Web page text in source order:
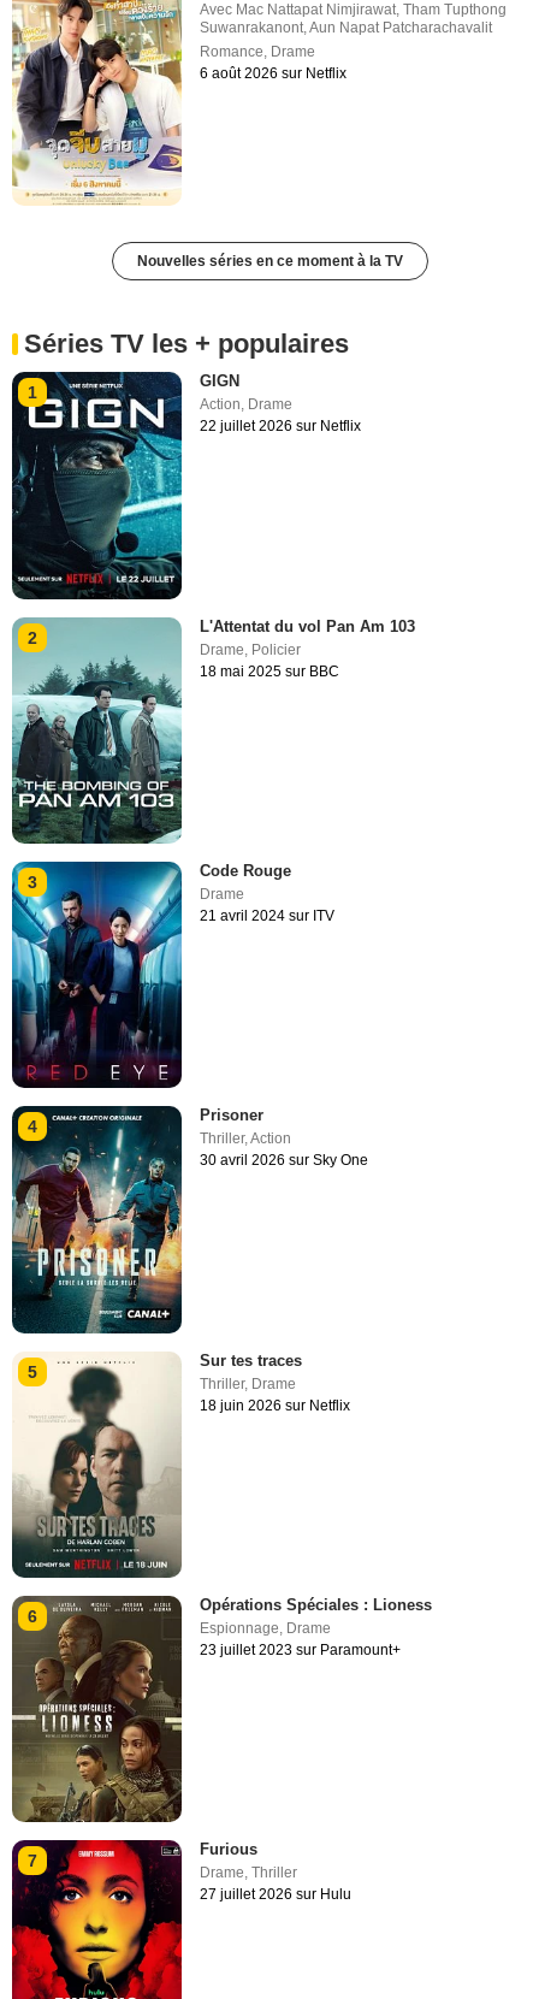
Avec Mac Nattapat Nimjirawat,Tham Tupthong
Suwanrakanont,Aun Napat Patcharachavalit
Romance, Drame
6 août 2026 sur Netflix
Nouvelles séries en ce moment à la TV
Séries TV les + populaires
1
GIGN
Action, Drame
22 juillet 2026 sur Netflix
2
L'Attentat du vol Pan Am 103
Drame Policier
18 mai 2025 sur BBC
3
Code Rouge
Drame
21 avril 2024 sur ITV
4
Prisoner
Thriller,Action
30 avril 2026 sur Sky One
5
Sur tes traces
Thriller, Drame
18 juin 2026 sur Netflix
6
Opérations Spéciales : Lioness
Espionnage, Drame
23 juillet 2023 sur Paramount+
7
Furious
Drame,Thriller
27 juillet 2026 sur Hulu